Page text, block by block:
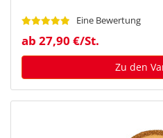
Eine Bewertung
ab 27,90 €/St.
Zu den